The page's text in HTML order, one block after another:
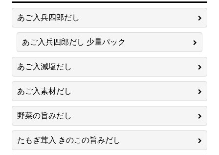
あご入兵四郎だし
あご入兵四郎だし 少量パック
あご入減塩だし
あご入素材だし
野菜の旨みだし
たもぎ茸入 きのこの旨みだし